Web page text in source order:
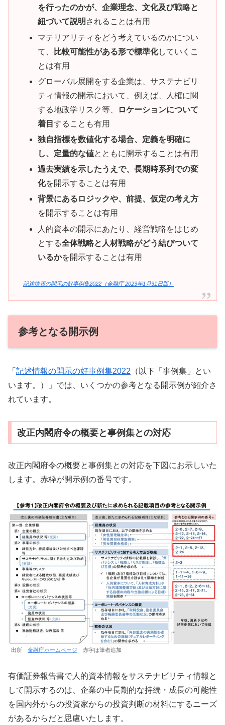
を行ったのかが、企業理念、文化及び戦略と
紐づいて説明 されることは有用
マテリアリティをどう考えているのかについ
て、
比較可能性がある形で標準化していくこ
とは有用
グローバル展開をする企業は、サステナビリ
ティ情報の開示において、例えば、人権に関
する地政学リスク等、
ロケーションについて
着目 することも有用
独自指標を数値化する場合、定義を明確に
し、定量的な値とともに開示することは有用
過去実績を示したうえで、長期時系列での変
化を開示することは有用
背景にあるロジックや、前提、仮定の考え方
を開示することは有用
人的資本の開示にあたり、経営戦略をはじめ
とする全体戦略と人材戦略がどう結びついて
いるかを開示することは有用
記述情報の開示の好事例集2022（金融庁 2023年1月31日版）
参考となる開示例
「 記述情報の開示の好事例集2022 （以下「事例集」とい
います。）」では、いくつかの参考となる開示例が紹介さ
れています。
改正内閣府令の概要と事例集との対応
改正内閣府令の概要と事例集との対応を下図にお示しいた
します。赤枠が開示例の番号です。
出所 金融庁ホームページ 赤字は筆者追加
有価証券報告書で人的資本情報をサステナビリティ情報と
して開示するのは、企業の中長期的な持続・成長の可能性
を国内外からの投資家からの投資判断の材料にするニーズ
があるからだと思慮いたします。